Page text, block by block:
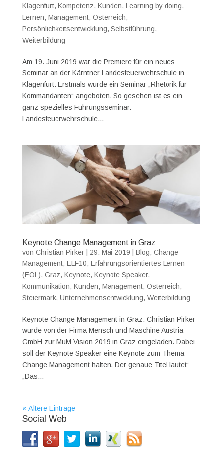
Klagenfurt, Kompetenz, Kunden, Learning by doing,
Lernen, Management, Österreich,
Persönlichkeitsentwicklung, Selbstführung,
Weiterbildung
Am 19. Juni 2019 war die Premiere für ein neues
Seminar an der Kärntner Landesfeuerwehrschule in
Klagenfurt. Erstmals wurde ein Seminar „Rhetorik für
Kommandanten“ angeboten. So gesehen ist es ein
ganz spezielles Führungsseminar.
Landesfeuerwehrschule...
Keynote Change Management in Graz
von Christian Pirker| 29. Mai 2019 | Blog, Change
Management, ELF10, Erfahrungsorientiertes Lernen
(EOL), Graz, Keynote, Keynote Speaker,
Kommunikation, Kunden, Management, Österreich,
Steiermark, Unternehmensentwicklung, Weiterbildung
Keynote Change Management in Graz. Christian Pirker
wurde von der Firma Mensch und Maschine Austria
GmbH zur MuM Vision 2019 in Graz eingeladen. Dabei
soll der Keynote Speaker eine Keynote zum Thema
Change Management halten. Der genaue Titel lautet:
„Das...
« Ältere Einträge
Social Web